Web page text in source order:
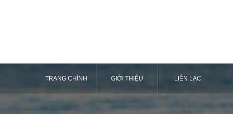
TRANG CHÍNH GIỚI THIỆU LIÊN LẠC